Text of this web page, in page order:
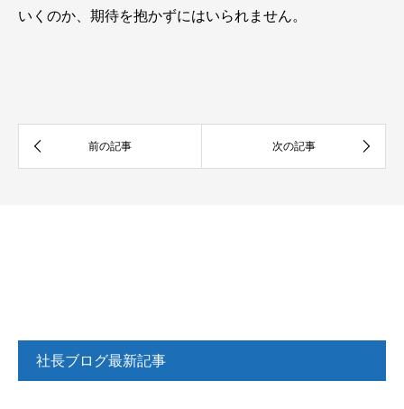
いくのか、期待を抱かずにはいられません。
社長ブログ最新記事